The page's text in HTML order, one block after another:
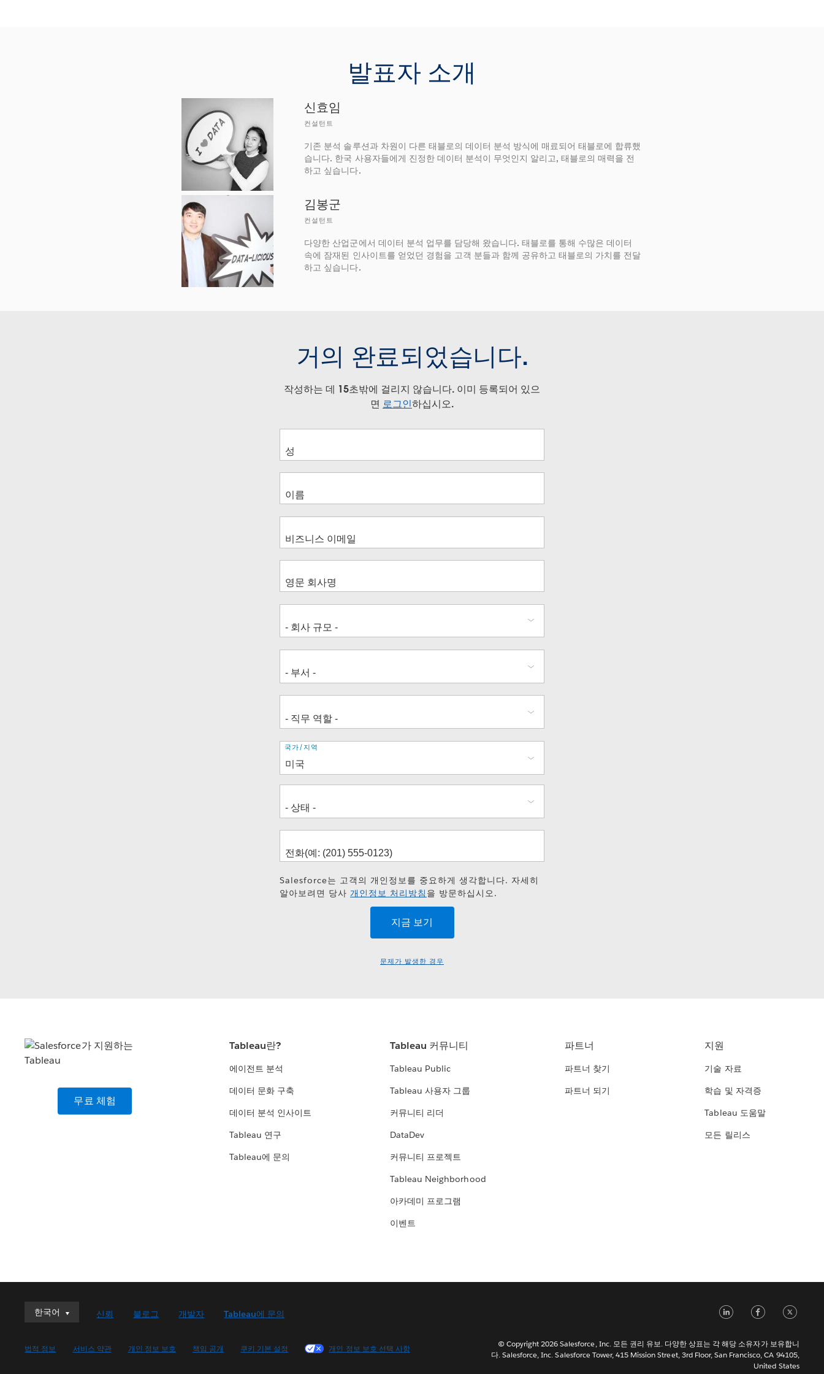
발표자 소개
신효임
컨설턴트
기존 분석 솔루션과 차원이 다른 태블로의 데이터 분석 방식에 매료되어 태블로에 합류했
습니다. 한국 사용자들에게 진정한 데이터 분석이 무엇인지 알리고, 태블로의 매력을 전
하고 싶습니다.
김봉군
컨설턴트
다양한 산업군에서 데이터 분석 업무를 담당해 왔습니다. 태블로를 통해 수많은 데이터
속에 잠재된 인사이트를 얻었던 경험을 고객 분들과 함께 공유하고 태블로의 가치를 전달
하고 싶습니다.
거의 완료되었습니다.
작성하는 데 15초밖에 걸리지 않습니다. 이미 등록되어 있으
면 로그인하십시오.
주
소
국가/지역
Salesforce는 고객의 개인정보를 중요하게 생각합니다. 자세히
알아보려면 당사 개인정보 처리방침 을 방문하십시오.
문제가 발생한 경우
무료 체험
Tableau란?
에이전트 분석
데이터 문화 구축
데이터 분석 인사이트
Tableau 연구
Tableau에 문의
Tableau 커뮤니티
Tableau Public
Tableau 사용자 그룹
커뮤니티 리더
DataDev
커뮤니티 프로젝트
Tableau Neighborhood
아카데미 프로그램
이벤트
파트너
파트너 찾기
파트너 되기
지원
기술 자료
학습 및 자격증
Tableau 도움말
모든 릴리스
한국어
한국어
English (UK)
신뢰 블로그 개발자 Tableau에 문의
법적 정보 서비스 약관 개인 정보 보호 책임 공개 쿠키 기본 설정 개인 정보 보호 선택 사항
LinkedIn
© Copyright 2026 Salesforce, Inc. 모든 권리 유보. 다양한 상표는 각 해당 소유자가 보유합니
다. Salesforce, Inc. Salesforce Tower, 415 Mission Street, 3rd Floor, San Francisco, CA 94105,
United States